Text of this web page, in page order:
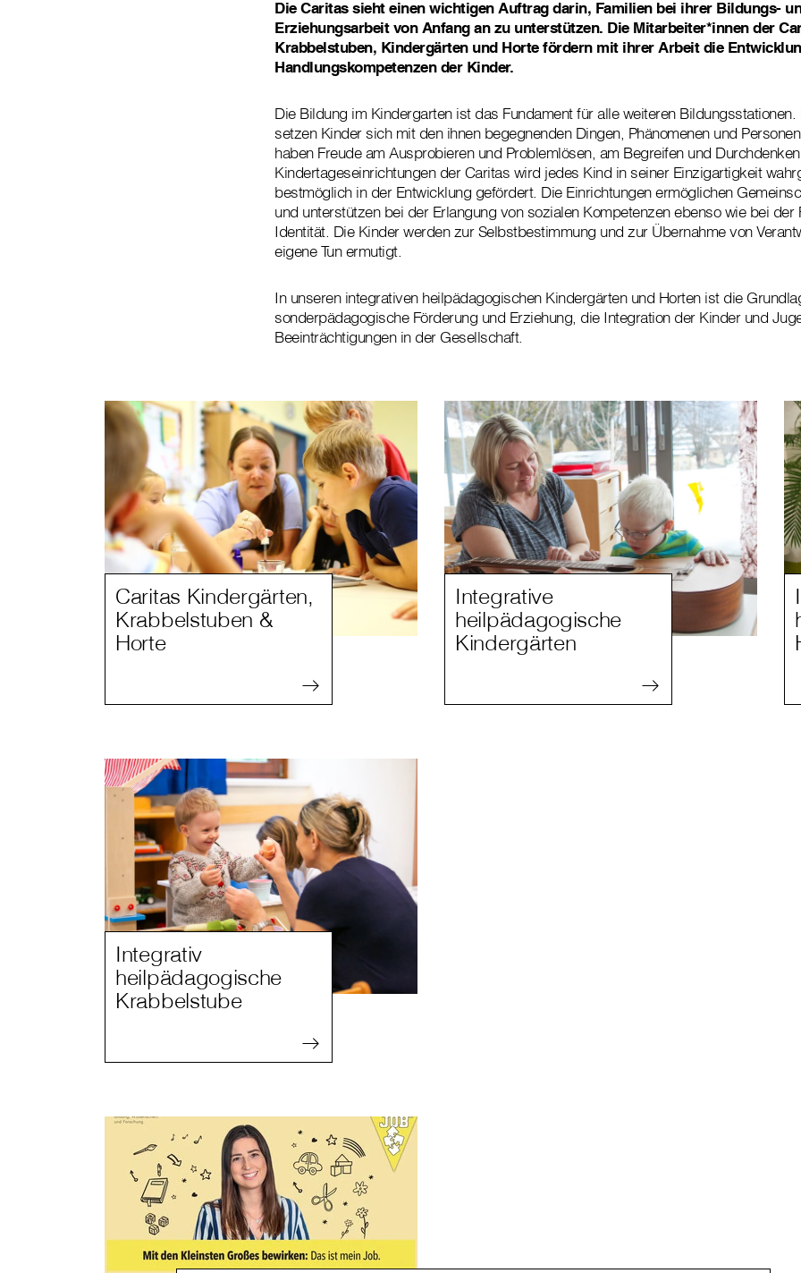
Die Caritas sieht einen wichtigen Auftrag darin, Familien bei ihrer Bildungs-
Erziehungsarbeit von Anfang an zu unterstützen. Die Mitarbeiter*innen der
Krabbelstuben, Kindergärten und Horte fördern mit ihrer Arbeit die
Handlungskompetenzen der Kinder.
Die Bildung im Kindergarten ist das Fundament für alle weiteren
setzen Kinder sich mit den ihnen begegnenden Dingen, Phänomenen und
haben Freude am Ausprobieren und Problemlösen, am Begreifen und
Kindertageseinrichtungen der Caritas wird jedes Kind in seiner Einzigartigkeit
bestmöglich in der Entwicklung gefördert. Die Einrichtungen ermöglichen
und unterstützen bei der Erlangung von sozialen Kompetenzen ebenso wie bei der
Identität. Die Kinder werden zur Selbstbestimmung und zur Übernahme von
eigene Tun ermutigt.
In unseren integrativen heilpädagogischen Kindergärten und Horten ist die
sonderpädagogische Förderung und Erziehung, die Integration der Kinder und
Beeinträchtigungen in der Gesellschaft.
Caritas Kindergärten,
Krabbelstuben &
Horte
Integrative
heilpädagogische
Kindergärten
Integrativ
heilpädagogische
Krabbelstube